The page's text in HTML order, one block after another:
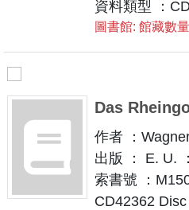
資料類型 ：
圖書館: 館藏數量
Das
作者 ：
出版 ： E. U.
索書號 ：
CD42362 Disc